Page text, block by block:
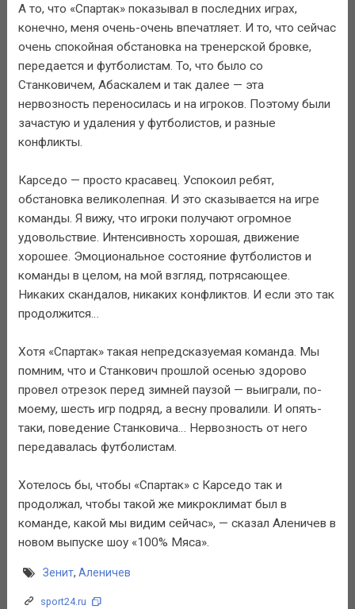
А то, что «Спартак» показывал в последних играх,
конечно, меня очень-очень впечатляет. И то, что сейчас
очень спокойная обстановка на тренерской бровке,
передается и футболистам. То, что было со
Станковичем, Абаскалем и так далее — эта
нервозность переносилась и на игроков. Поэтому были
зачастую и удаления у футболистов, и разные
конфликты.
Карседо — просто красавец. Успокоил ребят,
обстановка великолепная. И это сказывается на игре
команды. Я вижу, что игроки получают огромное
удовольствие. Интенсивность хорошая, движение
хорошее. Эмоциональное состояние футболистов и
команды в целом, на мой взгляд, потрясающее.
Никаких скандалов, никаких конфликтов. И если это так
продолжится…
Хотя «Спартак» такая непредсказуемая команда. Мы
помним, что и Станкович прошлой осенью здорово
провел отрезок перед зимней паузой — выиграли, по-
моему, шесть игр подряд, а весну провалили. И опять-
таки, поведение Станковича… Нервозность от него
передавалась футболистам.
Хотелось бы, чтобы «Спартак» с Карседо так и
продолжал, чтобы такой же микроклимат был в
команде, какой мы видим сейчас», — сказал Аленичев в
новом выпуске шоу «100% Мяса».
Зенит, Аленичев
sport24.ru